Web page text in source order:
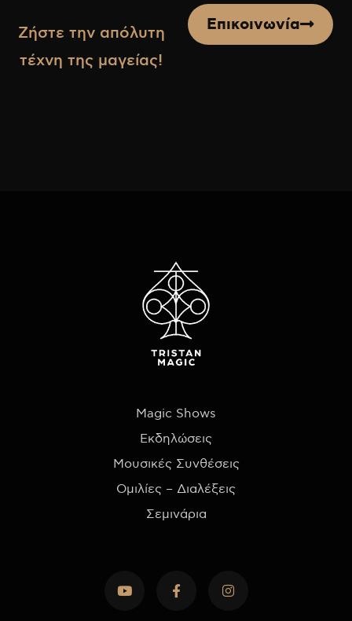
Ζήστε την απόλυτη
τέχνη της μαγείας!
Επικοινωνία
Magic Shows
Εκδηλώσεις
Μουσικές Συνθέσεις
Ομιλίες – Διαλέξεις
Σεμινάρια